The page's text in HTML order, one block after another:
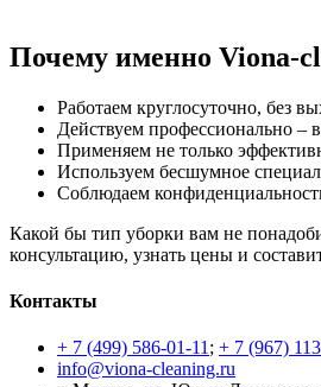
Почему именно Viona-
Работаем круглосуточно, без
Действуем профессионально –
Применяем не только
Используем бесшумное
Соблюдаем
Какой бы тип уборки вам не
консультацию, узнать цены и
Контакты
+ 7 (499) 586-01-11 ; + 7 (967)
info@viona-cleaning.ru